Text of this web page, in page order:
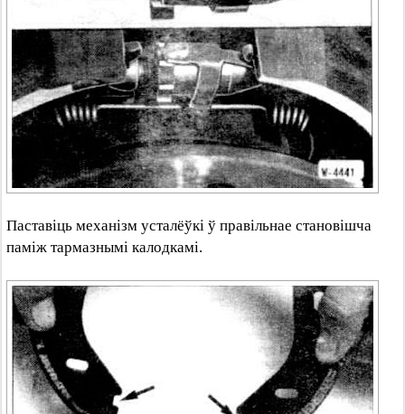
Паставіць механізм усталёўкі ў правільнае становішча
паміж тармазнымі калодкамі.